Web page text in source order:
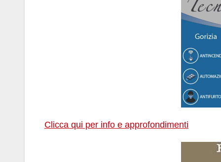
Clicca qui per info e approfondimenti